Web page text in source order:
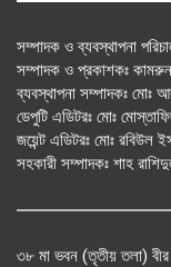
সম্পাদক ও ব্যবস্থাপনা
সম্পাদক ও প্রকাশকঃ
ব্যবস্থাপনা সম্পাদকঃ মোঃ
ডেপুটি এডিটরঃ মোঃ
জয়েন্ট এডিটরঃ মোঃ রবিউল
সহকারী সম্পাদকঃ শাহ
৩৮ মা ভবন (তৃতীয় তলা)